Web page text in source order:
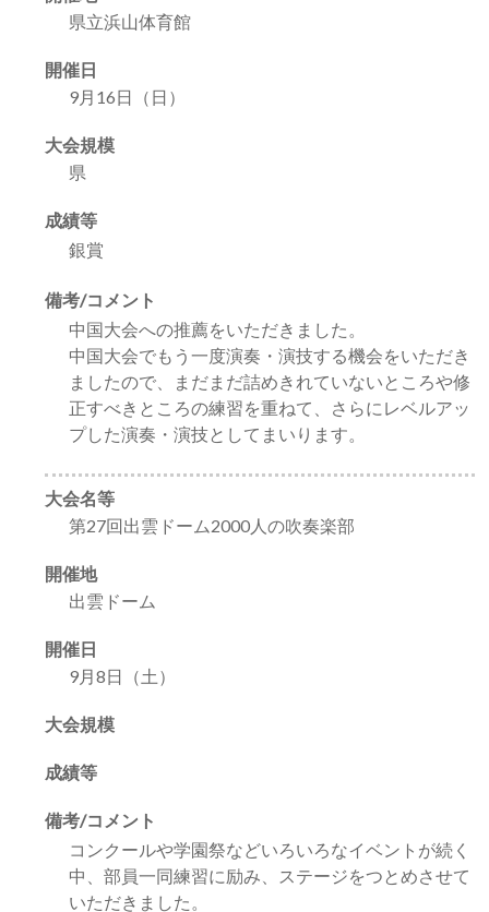
県立浜山体育館
開催日
9月16日（日）
大会規模
県
成績等
銀賞
備考/コメント
中国大会への推薦をいただきました。
中国大会でもう一度演奏・演技する機会をいただき
ましたので、まだまだ詰めきれていないところや修
正すべきところの練習を重ねて、さらにレベルアッ
プした演奏・演技としてまいります。
大会名等
第27回出雲ドーム2000人の吹奏楽部
開催地
出雲ドーム
開催日
9月8日（土）
大会規模
成績等
備考/コメント
コンクールや学園祭などいろいろなイベントが続く
中、部員一同練習に励み、ステージをつとめさせて
いただきました。